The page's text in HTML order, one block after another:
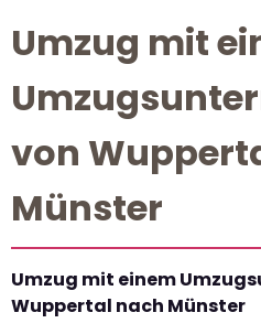
Umzug mit
von
Münster
Umzug mit einem
Wuppertal nach Münster